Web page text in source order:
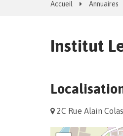
Accueil Annuaires
Institut
2C Rue Alain